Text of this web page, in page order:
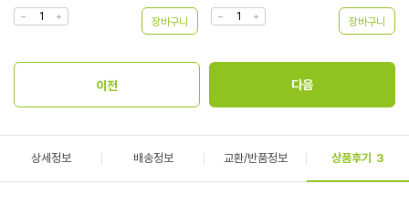
상세정보 배송정보 교환/반품정보 상품후기 3